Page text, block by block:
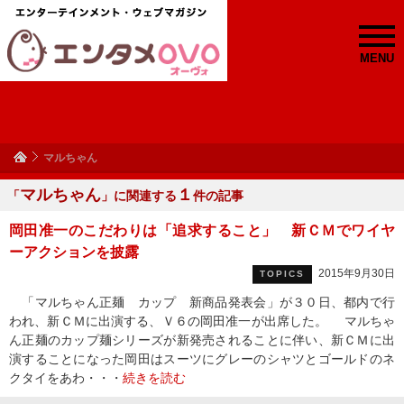
MENU
マルちゃん
「マルちゃん 」に関連する １ 件の記事
岡田准一のこだわりは「追求すること」 新ＣＭでワイヤ
ーアクションを披露
TOPICS 2015年9月30日
「マルちゃん正麺 カップ 新商品発表会」が３０日、都内で行
われ、新ＣＭに出演する、Ｖ６の岡田准一が出席した。 マルちゃ
ん正麺のカップ麺シリーズが新発売されることに伴い、新ＣＭに出
演することになった岡田はスーツにグレーのシャツとゴールドのネ
クタイをあわ・・・ 続きを読む